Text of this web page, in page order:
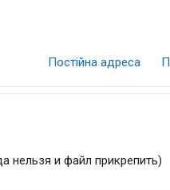
Постійна адреса
нельзя и файл прикрепить)